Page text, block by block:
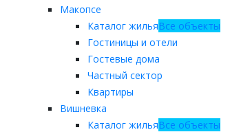
Макопсе
Каталог жильяВсе объекты
Гостиницы и отели
Гостевые дома
Частный сектор
Квартиры
Вишневка
Каталог жильяВсе объекты